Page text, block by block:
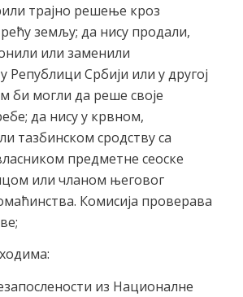
трајно решење кроз
земљу; да нису продали,
или заменили
Републици Србији или у другој
би могли да реше своје
да нису у крвном,
тазбинском сродству са
предметне сеоске
или чланом његовог
Комисија проверава
из Националне